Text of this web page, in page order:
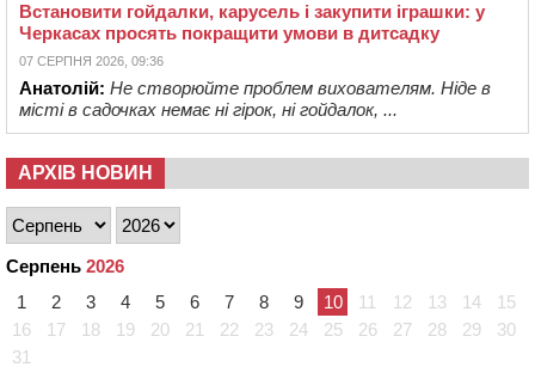
Встановити гойдалки, карусель і закупити іграшки: у
Черкасах просять покращити умови в дитсадку
07 СЕРПНЯ 2026, 09:36
Анатолій: Не створюйте проблем вихователям. Ніде в
місті в садочках немає ні гірок, ні гойдалок, ...
АРХІВ НОВИН
Серпень 2026
1
2 3 4 5 6 7 8 9 10 11 12 13 14
15
16
17 18 19 20 21 22 23 24 25 26 27 28 29
30
31